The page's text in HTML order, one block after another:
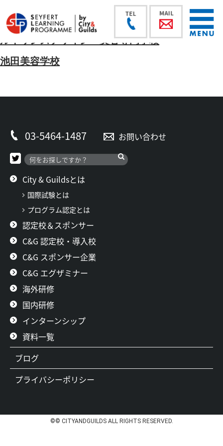
ルネサンスデザイン・美容専門学校
池田美容学校
03-5464-1487 お問い合わせ
City & Guildsとは
国際試験とは
プログラム認定とは
認定校＆スポンサー
C&G 認定校・導入校
C&G スポンサー企業
C&G エグザミナー
海外研修
国内研修
インターンシップ
資料一覧
ブログ
プライバシーポリシー
©© CITYANDGUILDS ALL RIGHTS RESERVED.